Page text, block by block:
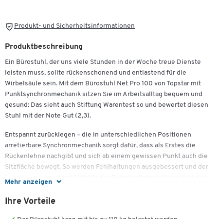
Produkt- und Sicherheitsinformationen
Mehr anzeigen
Produktbeschreibung
Ein Bürostuhl, der uns viele Stunden in der Woche treue Dienste
leisten muss, sollte rückenschonend und entlastend für die
Wirbelsäule sein. Mit dem Bürostuhl Net Pro 100 von Topstar mit
Punktsynchronmechanik sitzen Sie im Arbeitsalltag bequem und
gesund: Das sieht auch Stiftung Warentest so und bewertet diesen
Stuhl mit der Note Gut (2,3).
Entspannt zurücklegen – die in unterschiedlichen Positionen
arretierbare Synchronmechanik sorgt dafür, dass als Erstes die
Rückenlehne nachgibt und sich ab einem gewissen Punkt auch die
Sitzfläche bewegt. So werden Fehlhaltungen ausgebessert und der
Rücken wird entlastet. Mithilfe der Federkrafteinstellung lässt sich
dynamischeres Sitzverhalten anpassen. Federkraft bedeutet, dass
Ihre Vorteile